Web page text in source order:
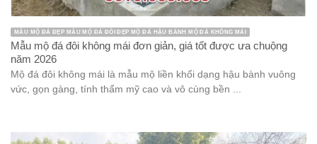
MẪU MỘ ĐÁ ĐẸP MẪU MỘ ĐÁ ĐÔI ĐẸP MỘ ĐÁ HẬU BÀNH MỘ ĐÁ KHÔNG MÁI
Mẫu mộ đá đôi không mái đơn giản, giá tốt được ưa chuộng
năm 2026
Mộ đá đôi không mái là mẫu mộ liền khối dạng hậu bành vuông
vức, gọn gàng, tính thẩm mỹ cao và vô cùng bền ...